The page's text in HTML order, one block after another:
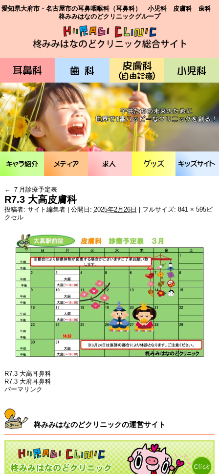
愛知県大府市・名古屋市の耳鼻咽喉科（耳鼻科） 小児科 皮膚科 歯科
柊みみはなのどクリニックグループ
← ７月診療予定表
R7.3 大高皮膚科
投稿者: サイト編集者 公開日: 2025年2月26日 フルサイズ: 841 × 595ピ
クセル
R7.3 大高耳鼻科
R7.3 大府耳鼻科
パーマリンク
柊みみはなのどクリニックの運営サイト